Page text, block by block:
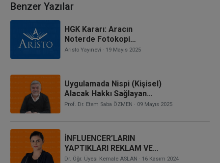
Benzer Yazılar
HGK Kararı: Aracın
Noterde Fotokopi
Vekaletname İle Satılması,
Satım Bedelinin Ödendiği
Çekin Karşılıksız Çıkması,
Zararla Noterin Kusuru
Arasında İlliyet Bağı
Aristo Yayınevi · 19 Mayıs 2025
Uygulamada Nispi (Kişisel)
Alacak Hakkı Sağlayan
Sistemler: Devre Tatil
Prof. Dr. Etem Saba ÖZMEN · 09 Mayıs 2025
İNFLUENCER’LARIN
YAPTIKLARI REKLAM VE
TANITIMLARDAN
Dr. Öğr. Üyesi Kemale ASLAN · 16 Kasım 2024